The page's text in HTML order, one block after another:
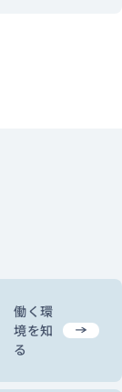
働く環
境を知
る